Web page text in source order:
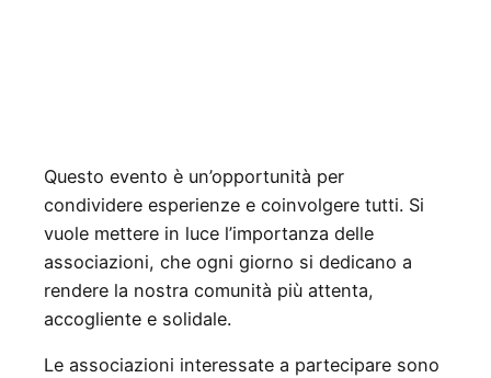
Questo evento è un’opportunità per
condividere esperienze e coinvolgere tutti. Si
vuole mettere in luce l’importanza delle
associazioni, che ogni giorno si dedicano a
rendere la nostra comunità più attenta,
accogliente e solidale.
Le associazioni interessate a partecipare sono